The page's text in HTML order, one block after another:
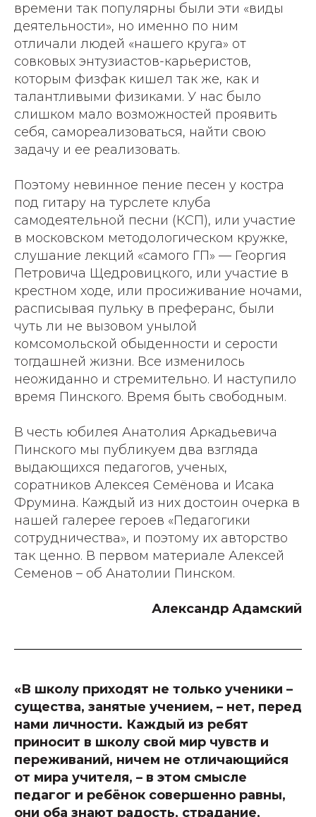
времени так популярны были эти «виды
деятельности», но именно по ним
отличали людей «нашего круга» от
совковых энтузиастов-карьеристов,
которым физфак кишел так же, как и
талантливыми физиками. У нас было
слишком мало возможностей проявить
себя, самореализоваться, найти свою
задачу и ее реализовать.
Поэтому невинное пение песен у костра
под гитару на турслете клуба
самодеятельной песни (КСП), или участие
в московском методологическом кружке,
слушание лекций «самого ГП» — Георгия
Петровича Щедровицкого, или участие в
крестном ходе, или просиживание ночами,
расписывая пульку в преферанс, были
чуть ли не вызовом унылой
комсомольской обыденности и серости
тогдашней жизни. Все изменилось
неожиданно и стремительно. И наступило
время Пинского. Время быть свободным.
В честь юбилея Анатолия Аркадьевича
Пинского мы публикуем два взгляда
выдающихся педагогов, ученых,
соратников Алексея Семёнова и Исака
Фрумина. Каждый из них достоин очерка в
нашей галерее героев «Педагогики
сотрудничества», и поэтому их авторство
так ценно. В первом материале Алексей
Семенов – об Анатолии Пинском.
Александр Адамский
«В школу приходят не только ученики –
существа, занятые учением, – нет, перед
нами личности. Каждый из ребят
приносит в школу свой мир чувств и
переживаний, ничем не отличающийся
от мира учителя, – в этом смысле
педагог и ребёнок совершенно равны,
они оба знают радость, страдание,